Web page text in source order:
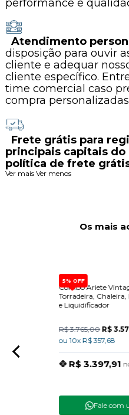
performance e
Atendimento
disposição para ouvir
cliente e adequar
cliente específico.
time comercial caso
compra
Frete grátis para
principais capitais do
política de frete
Ver mais Ver menos
Os mais
5% OFF
Combo Ariete
Torradeira,
e Liquidificador
R$ 3.765,00 R$
ou 10x R$ 357,68
R$ 3.397,91
Fale com